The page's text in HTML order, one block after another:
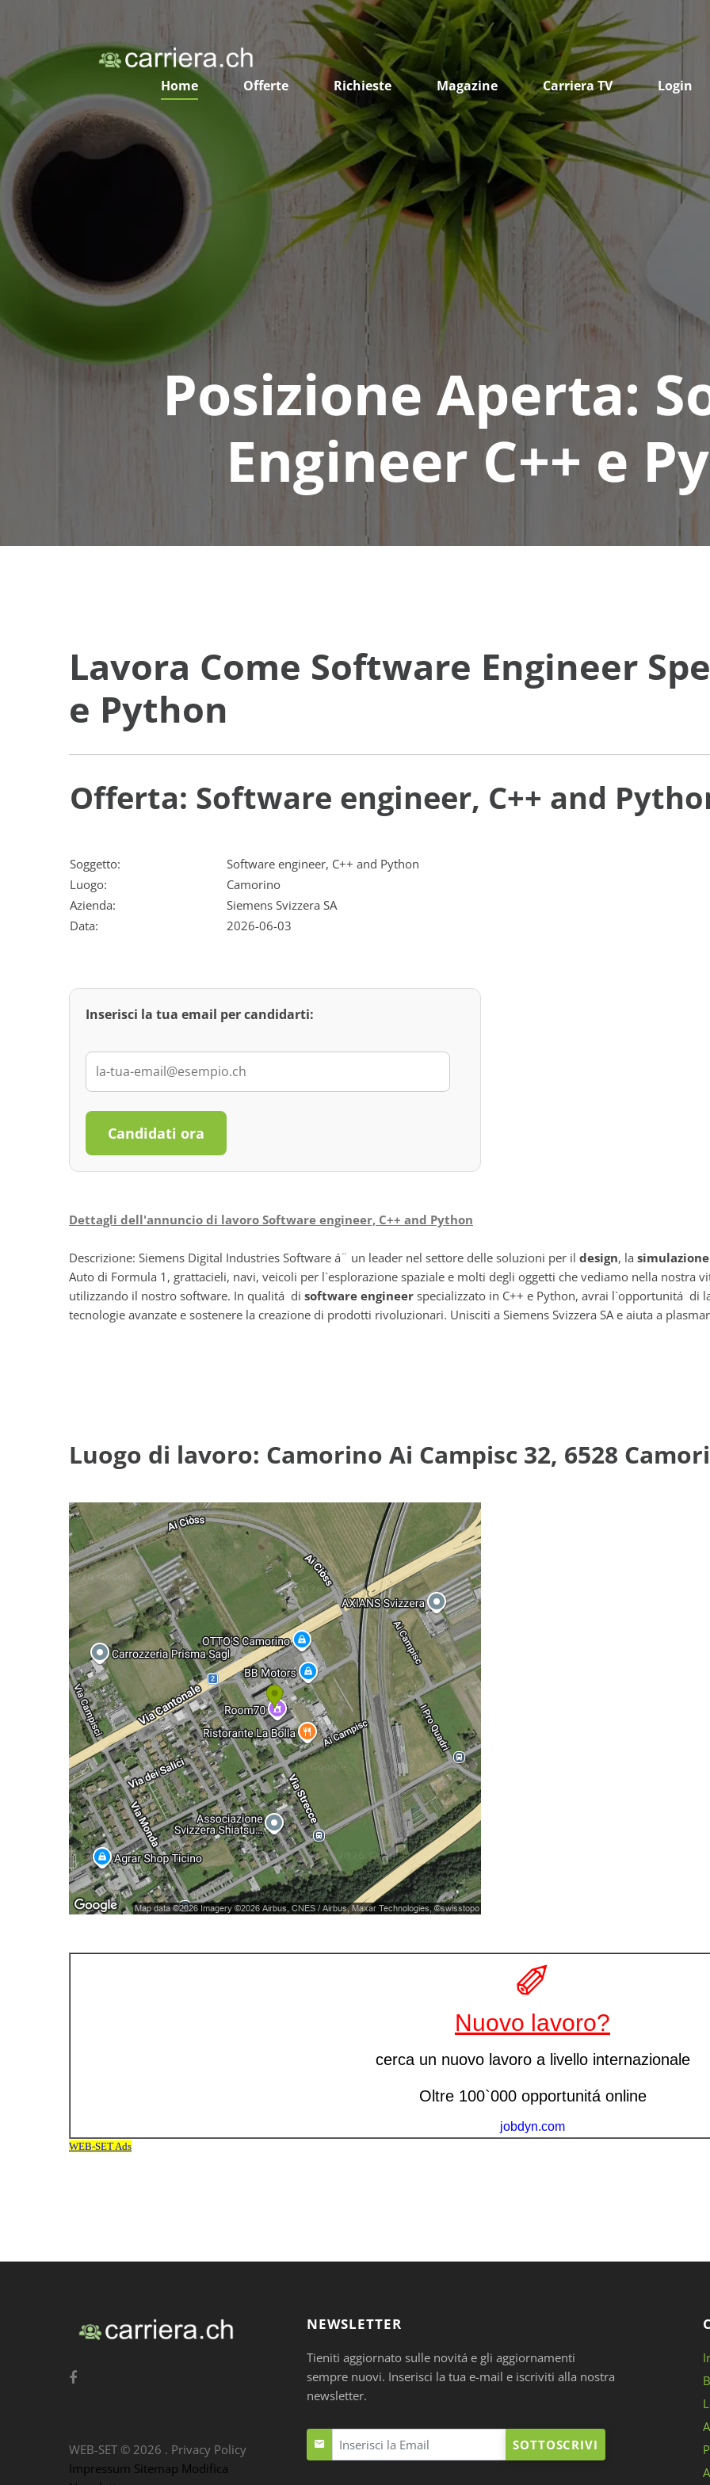
Home Offerte Richieste Magazine Carriera TV Login
Posizione Aperta:
Engineer C++ e
Lavora Come Software Engineer
e Python
Offerta: Software engineer, C++ and
Soggetto:
Software engineer, C++ and Python
Luogo:
Camorino
Azienda:
Siemens Svizzera SA
Data:
2026-06-03
Inserisci la tua email per candidarti:
Candidati ora
Dettagli dell'annuncio di lavoro Software engineer, C++ and Python
Descrizione: Siemens Digital Industries Software á¨ un leader nel settore delle soluzioni per il design, la simulazione
Auto di Formula 1, grattacieli, navi, veicoli per l`esplorazione spaziale e molti degli oggetti che vediamo nella nostra
utilizzando il nostro software. In qualitá di software engineer specializzato in C++ e Python, avrai l`opportunitá di
tecnologie avanzate e sostenere la creazione di prodotti rivoluzionari. Unisciti a Siemens Svizzera SA e aiuta a
Luogo di lavoro: Camorino Ai Campisc 32, 6528
NEWSLETTER
Tieniti aggiornato sulle novitá e gli aggiornamenti
sempre nuovi. Inserisci la tua e-mail e iscriviti alla nostra
newsletter.
SOTTOSCRIVI
WEB-SET © 2026 . Privacy Policy
Impressum Sitemap Modifica